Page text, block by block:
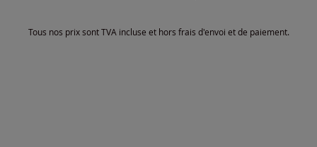
Tous nos prix sont TVA incluse et hors frais d'envoi et de paiement.